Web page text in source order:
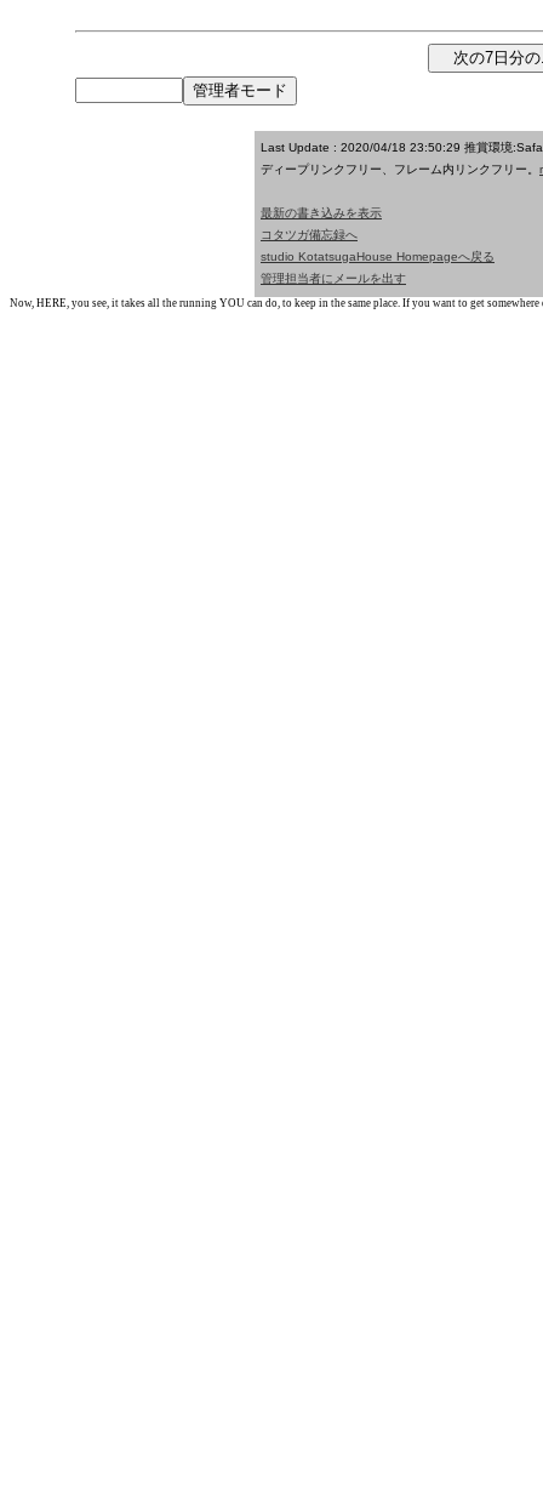
Last Update : 2020/04/18 23:50:29 推賞環境
ディープリンクフリー、フレーム内リンクフリー。
最新の書き込みを表示
コタツガ備忘録へ
studio KotatsugaHouse Homepageへ戻る
管理担当者にメールを出す
Now, HERE, you see, it takes all the running YOU can do, to keep in the same place. If you want to get